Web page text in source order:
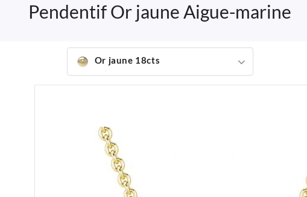
Pendentif Or jaune Aigue-marine
Or jaune 18cts